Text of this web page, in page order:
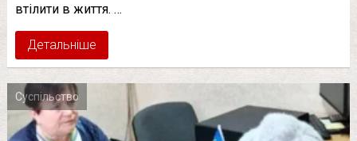
втілити в життя. …
Детальніше
Суспільство